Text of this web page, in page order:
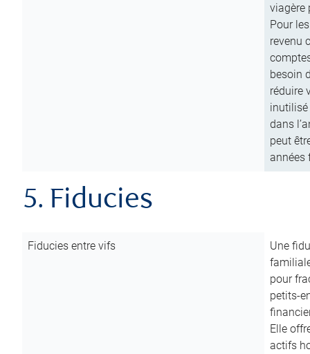
viagère
Pour
revenu
besoin
réduire
inutilisé
dans
peut
années
5. Fiducies
Fiducies entre vifs
Une
pour
petits-
Elle
actifs